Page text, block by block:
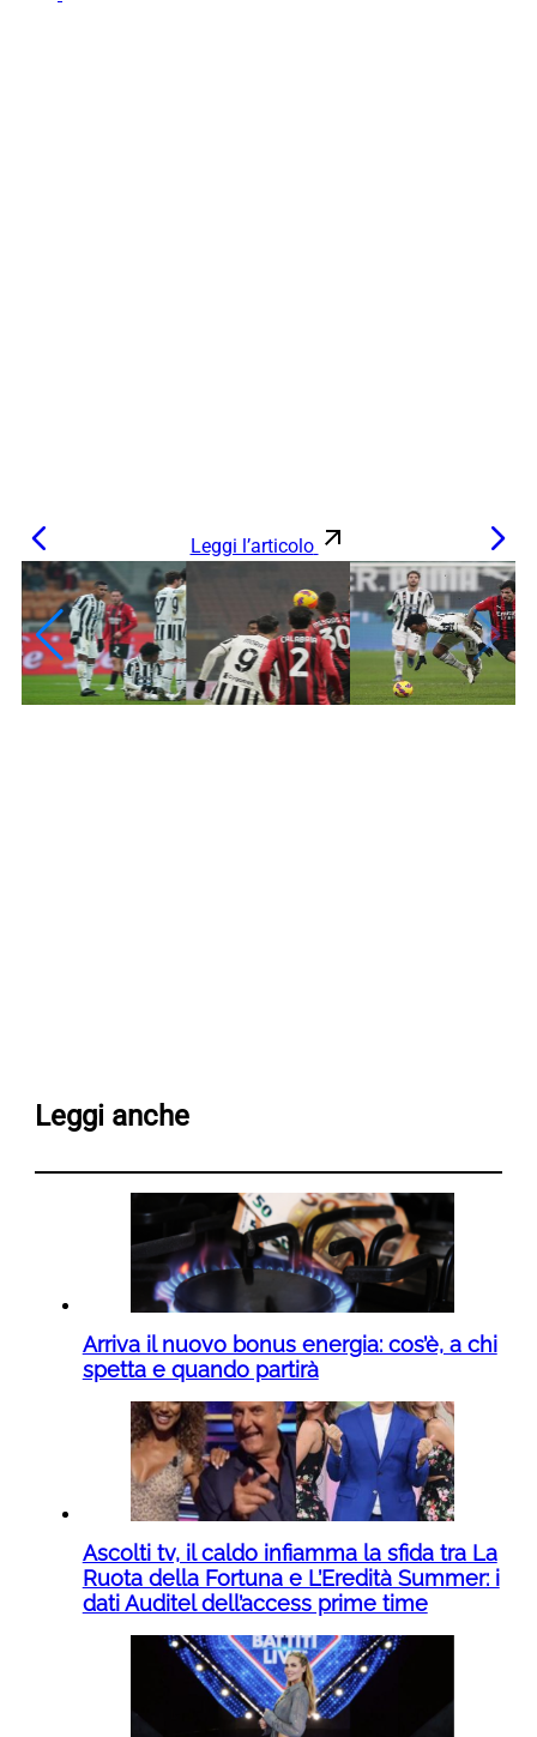
Leggi l’articolo
Leggi anche
Arriva il nuovo bonus energia: cos’è, a chi
spetta e quando partirà
Ascolti tv, il caldo infiamma la sfida tra La
Ruota della Fortuna e L’Eredità Summer: i
dati Auditel dell’access prime time